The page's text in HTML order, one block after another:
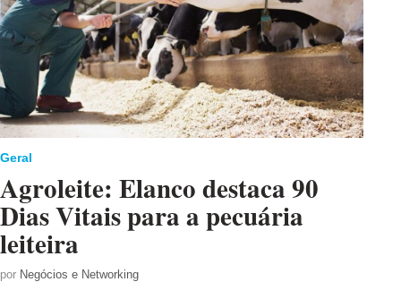
Geral
Agroleite: Elanco destaca 90
Dias Vitais para a pecuária
leiteira
por Negócios e Networking